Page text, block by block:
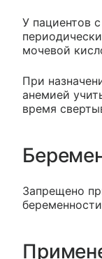
У пациентов
мочевой
При
анемией
время
Запрещено